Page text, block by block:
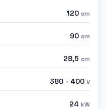
120 cm
90 cm
28,5 cm
380 - 400 V
24 kW